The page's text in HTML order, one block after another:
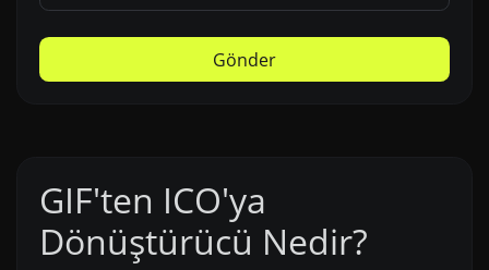
Gönder
GIF'ten ICO'ya
Dönüştürücü Nedir?